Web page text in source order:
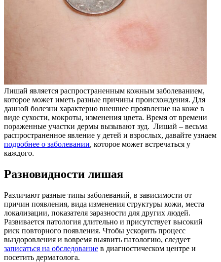
Лишай является распространенным кожным заболеванием,
которое может иметь разные причины происхождения. Для
данной болезни характерно внешнее проявление на коже в
виде сухости, мокроты, изменения цвета. Время от времени
пораженные участки дермы вызывают зуд. Лишай – весьма
распространенное явление у детей и взрослых, давайте узнаем
подробнее о заболевании, которое может встречаться у
каждого.
Разновидности лишая
Различают разные типы заболеваний, в зависимости от
причин появления, вида изменения структуры кожи, места
локализации, показателя заразности для других людей.
Развивается патология длительно и присутствует высокий
риск повторного появления. Чтобы ускорить процесс
выздоровления и вовремя выявить патологию, следует
записаться на обследование в диагностическом центре и
посетить дерматолога.